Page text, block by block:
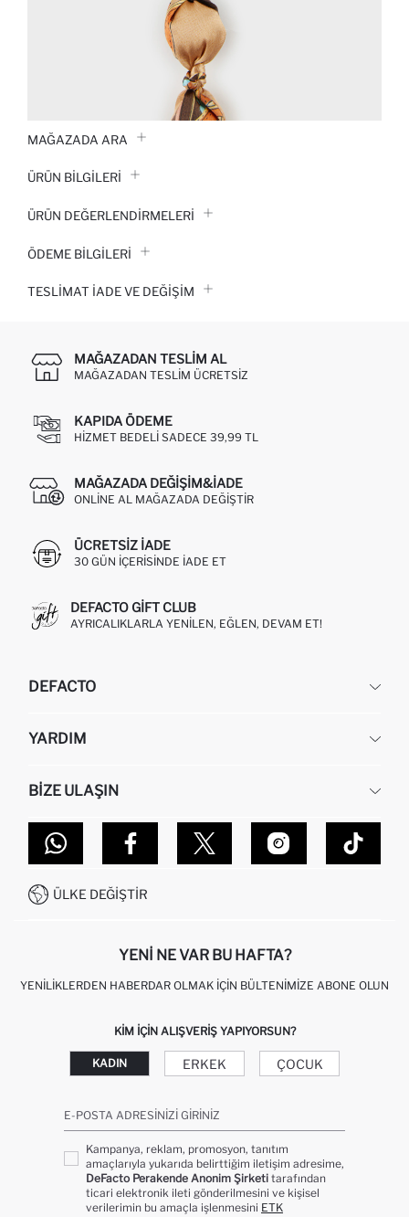
MAĞAZADA ARA
ÜRÜN BILGILERI
ÜRÜN DEĞERLENDİRMELERİ
ÖDEME BİLGİLERİ
TESLIMAT İADE VE DEĞIŞIM
MAĞAZADAN TESLIM AL
MAĞAZADAN TESLIM ÜCRETSIZ
KAPIDA ÖDEME
HIZMET BEDELI SADECE 39,99 TL
MAĞAZADA DEĞIŞIM&İADE
ONLINE AL MAĞAZADA DEĞIŞTIR
ÜCRETSIZ IADE
30 GÜN IÇERISINDE IADE ET
DEFACTO GIFT CLUB
AYRICALIKLARLA YENILEN, EĞLEN, DEVAM ET!
DEFACTO
HAKKIMIZDA
KURUMSAL SATIŞ
DEFACTO TEKNOLOJI
SITEMAP
YARDIM
SIPARIŞIMI NASIL TAKIP EDERIM?
NASIL İADE EDERIM?
GIFT CLUB SIKÇA SORULAN SORULAR
İŞLEM REHBERI
KAMPANYALAR
BIZE ULAŞIN
MAĞAZALARIMIZ
İLETIŞIM FORMU
0850 333 22 86
ÜLKE DEĞIŞTIR
YENI NE VAR BU HAFTA?
YENILIKLERDEN HABERDAR OLMAK İÇIN BÜLTENIMIZE ABONE OLUN
KIM IÇIN ALIŞVERIŞ YAPIYORSUN?
KADIN ERKEK ÇOCUK
E-POSTA ADRESINIZI GIRINIZ
Kampanya, reklam, promosyon, tanıtım
amaçlarıyla yukarıda belirttiğim iletişim adresime,
DeFacto Perakende Anonim Şirketi tarafından
ticari elektronik ileti gönderilmesini ve kişisel
verilerimin bu amaçla işlenmesini ETK